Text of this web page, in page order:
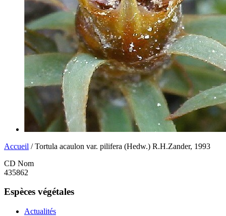
Accueil / Tortula acaulon var. pilifera (Hedw.) R.H.Zander, 1993
CD Nom
435862
Espèces végétales
Actualités